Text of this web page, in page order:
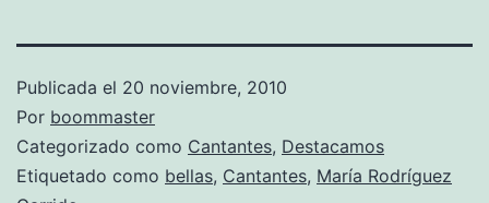
Publicada el 20 noviembre, 2010
Por boommaster
Categorizado como Cantantes, Destacamos
Etiquetado como bellas, Cantantes, María Rodríguez